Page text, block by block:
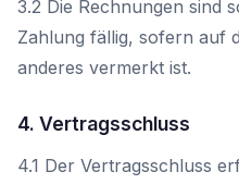
3.2 Die Rechnungen sind
Zahlung fällig, sofern auf
anderes vermerkt ist.
4. Vertragsschluss
4.1 Der Vertragsschluss